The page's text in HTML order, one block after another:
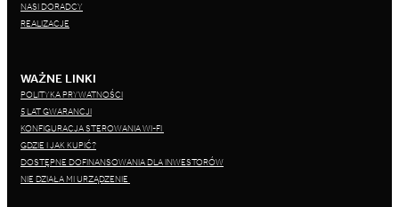
NASI DORADCY
REALIZACJE
WAŻNE LINKI
POLITYKA PRYWATNOŚCI
5 LAT GWARANCJI
KONFIGURACJA STEROWANIA WI-FI
GDZIE I JAK KUPIĆ?
DOSTĘPNE DOFINANSOWANIA DLA INWESTORÓW
NIE DZIAŁA MI URZĄDZENIE